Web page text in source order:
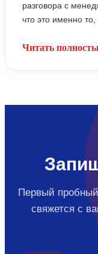
разговора с
что это именно то,
Читать
Первый
свяжется с